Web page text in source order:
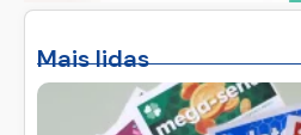
Mais lidas